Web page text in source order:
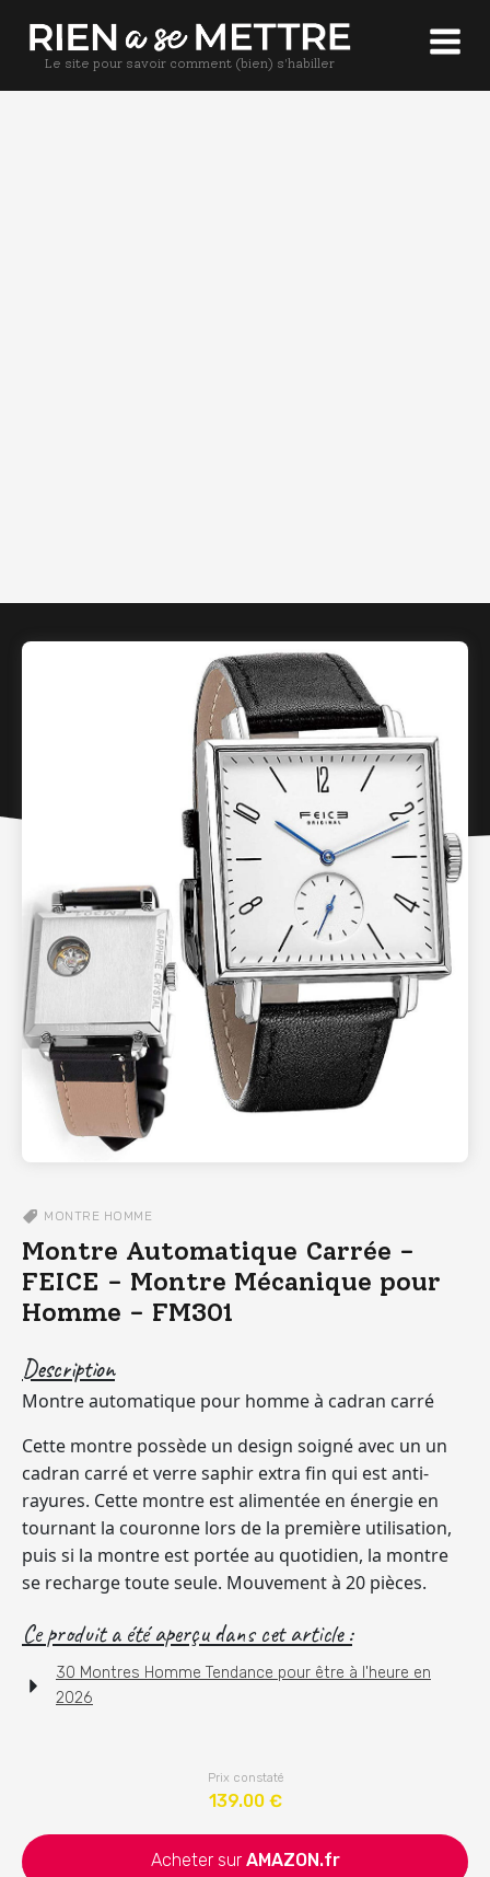
Le site pour savoir comment (bien) s'habiller
MONTRE HOMME
Montre Automatique Carrée -
FEICE - Montre Mécanique pour
Homme - FM301
Description
Montre automatique pour homme à cadran carré
Cette montre possède un design soigné avec un un
cadran carré et verre saphir extra fin qui est anti-
rayures. Cette montre est alimentée en énergie en
tournant la couronne lors de la première utilisation,
puis si la montre est portée au quotidien, la montre
se recharge toute seule. Mouvement à 20 pièces.
Ce produit a été aperçu dans cet article :
30 Montres Homme Tendance pour être à l'heure en
2026
Prix constaté
139.00€
Acheter sur AMAZON.fr